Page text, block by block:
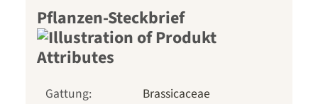
Pflanzen-Steckbrief
Gattung:
Brassicaceae